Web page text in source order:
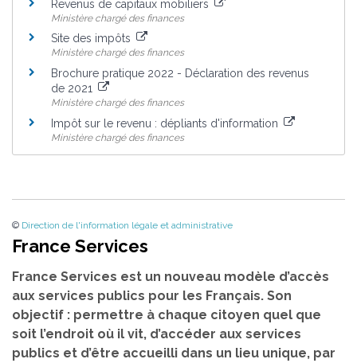
Revenus de capitaux mobiliers
Ministère chargé des finances
Site des impôts
Ministère chargé des finances
Brochure pratique 2022 - Déclaration des revenus
de 2021
Ministère chargé des finances
Impôt sur le revenu : dépliants d'information
Ministère chargé des finances
© Direction de l'information légale et administrative
France Services
France Services est un nouveau modèle d’accès
aux services publics pour les Français. Son
objectif : permettre à chaque citoyen quel que
soit l’endroit où il vit, d’accéder aux services
publics et d’être accueilli dans un lieu unique, par